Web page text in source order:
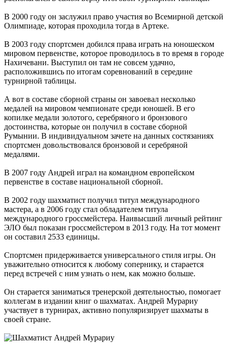
В 2000 году он заслужил право участия во Всемирной детской
Олимпиаде, которая проходила тогда в Артеке.
В 2003 году спортсмен добился права играть на юношеском
мировом первенстве, которое проводилось в то время в городе
Нахичевани. Выступил он там не совсем удачно,
расположившись по итогам соревнований в середине
турнирной таблицы.
А вот в составе сборной страны он завоевал несколько
медалей на мировом чемпионате среди юношей. В его
копилке медали золотого, серебряного и бронзового
достоинства, которые он получил в составе сборной
Румынии. В индивидуальном зачете на данных состязаниях
спортсмен довольствовался бронзовой и серебряной
медалями.
В 2007 году Андрей играл на командном европейском
первенстве в составе национальной сборной.
В 2002 году шахматист получил титул международного
мастера, а в 2006 году стал обладателем титула
международного гроссмейстера. Наивысший личный рейтинг
ЭЛО был показан гроссмейстером в 2013 году. На тот момент
он составил 2533 единицы.
Спортсмен придерживается универсального стиля игры. Он
уважительно относится к любому сопернику, и старается
перед встречей с ним узнать о нем, как можно больше.
Он старается заниматься тренерской деятельностью, помогает
коллегам в издании книг о шахматах. Андрей Мурариу
участвует в турнирах, активно популяризирует шахматы в
своей стране.